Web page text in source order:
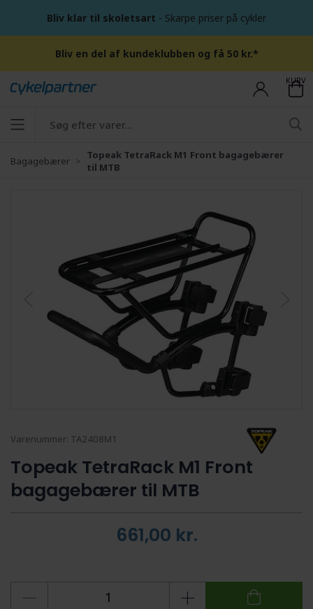
Bliv klar til skoletsart - Skarpe priser på cykler
Bliv en del af kundeklubben og få 50 kr.*
KURV
Bagagebærer
Topeak TetraRack M1 Front bagagebærer
til MTB
Varenummer: TA2408M1
Topeak TetraRack M1 Front
bagagebærer til MTB
661,00 kr.